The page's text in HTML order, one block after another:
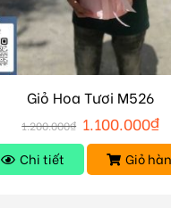
Giỏ Hoa Tươi M526
1.200.000₫ 1.100.000₫
Chi tiết Giỏ